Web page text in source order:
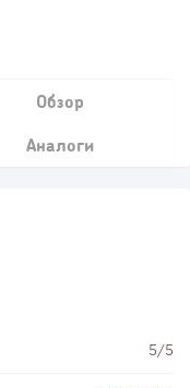
Обзор
Аналоги
5/5